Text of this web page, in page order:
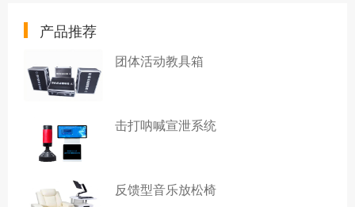
产品推荐
团体活动教具箱
击打呐喊宣泄系统
反馈型音乐放松椅